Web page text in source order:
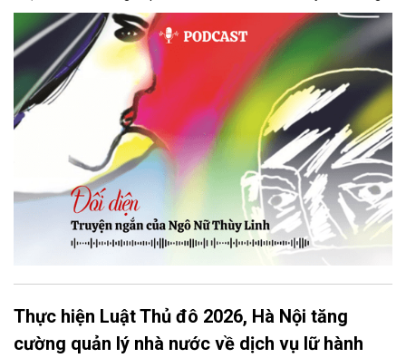
thì tiếp tục nhé! Chú Minh cầm tập bài viết đưa lại cho Thy. Cô
ngại ngùng đỡ lấy. Đây là lần thứ ba, loạt bài phóng sự của mình
bị Tổng biên tập kêu lên để trả lại...
Thực hiện Luật Thủ đô 2026, Hà Nội tăng
cường quản lý nhà nước về dịch vụ lữ hành